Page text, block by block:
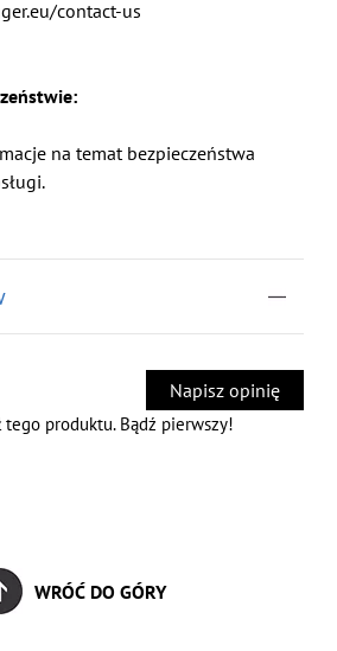
contact-us
na temat bezpieczeństwa
Napisz opinię
produktu. Bądź pierwszy!
WRÓĆ DO GÓRY